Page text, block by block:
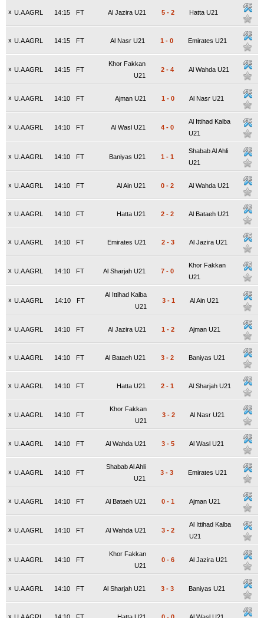
x U.A AGRL FT
14:15 Al Jazira U21 5 - 2 Hatta U21
x U.A AGRL FT
14:15 Al Nasr U21 1 - 0 Emirates U21
x U.A AGRL FT
14:15
Khor Fakkan
U21
2 - 4 Al Wahda U21
x U.A AGRL FT
14:10 Ajman U21 1 - 0 Al Nasr U21
x U.A AGRL FT
14:10 Al Wasl U21 4 - 0
Al Ittihad Kalba
U21
x U.A AGRL FT
14:10 Baniyas U21 1 - 1
Shabab Al Ahli
U21
x U.A AGRL FT
14:10 Al Ain U21 0 - 2 Al Wahda U21
x U.A AGRL FT
14:10 Hatta U21 2 - 2 Al Bataeh U21
x U.A AGRL FT
14:10 Emirates U21 2 - 3 Al Jazira U21
x U.A AGRL FT
14:10 Al Sharjah U21 7 - 0
Khor Fakkan
U21
x U.A AGRL FT
14:10
Al Ittihad Kalba
U21
3 - 1 Al Ain U21
x U.A AGRL FT
14:10 Al Jazira U21 1 - 2 Ajman U21
x U.A AGRL FT
14:10 Al Bataeh U21 3 - 2 Baniyas U21
x U.A AGRL FT
14:10 Hatta U21 2 - 1 Al Sharjah U21
x U.A AGRL FT
14:10
Khor Fakkan
U21
3 - 2 Al Nasr U21
x U.A AGRL FT
14:10 Al Wahda U21 3 - 5 Al Wasl U21
x U.A AGRL FT
14:10
Shabab Al Ahli
U21
3 - 3 Emirates U21
x U.A AGRL FT
14:10 Al Bataeh U21 0 - 1 Ajman U21
x U.A AGRL FT
14:10 Al Wahda U21 3 - 2
Al Ittihad Kalba
U21
x U.A AGRL FT
14:10
Khor Fakkan
U21
0 - 6 Al Jazira U21
x U.A AGRL FT
14:10 Al Sharjah U21 3 - 3 Baniyas U21
x